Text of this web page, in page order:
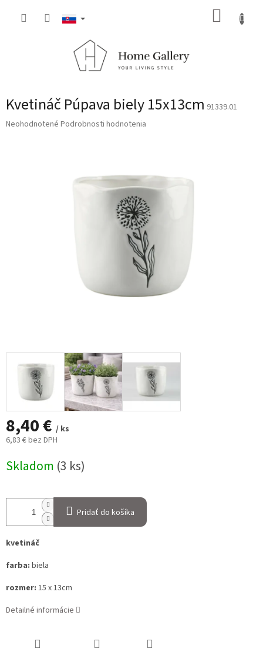
Kvetináč Púpava biely 15x13cm 91339.01
Priemerné
Neohodnotené Podrobnosti hodnotenia
8,40 € / ks
6,83 € bez DPH
cena:
Skladom (3 ks)
Pridať do košíka
kvetináč
farba: biela
rozmer: 15 x 13cm
Detailné informácie